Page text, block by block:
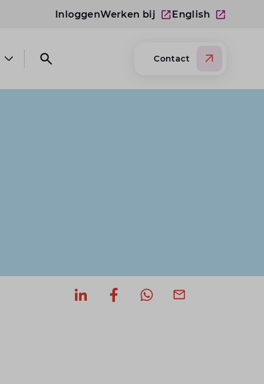
InloggenWerken bij English
Open submenu Over Lansigt
Open search website
Contact